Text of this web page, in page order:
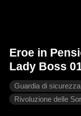
Eroe in
Lady Boss
Guardia di sicurezza
Rivoluzione delle